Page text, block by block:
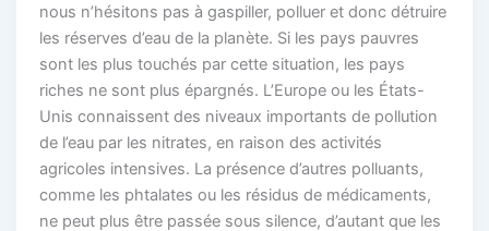
nous n’hésitons pas à gaspiller, polluer et donc détruire
les réserves d’eau de la planète. Si les pays pauvres
sont les plus touchés par cette situation, les pays
riches ne sont plus épargnés. L’Europe ou les États-
Unis connaissent des niveaux importants de pollution
de l’eau par les nitrates, en raison des activités
agricoles intensives. La présence d’autres polluants,
comme les phtalates ou les résidus de médicaments,
ne peut plus être passée sous silence, d’autant que les